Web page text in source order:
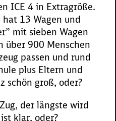
ICE 4 in Extragröße.
13 Wagen und
mit sieben Wagen
über 900 Menschen
passen und rund
plus Eltern und
schön groß, oder?
der längste wird
klar, oder?